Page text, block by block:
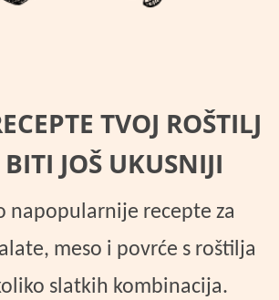
TVOJ ROŠTILJ
JOŠ UKUSNIJI
napopularnije recepte za
meso i povrće s roštilja
slatkih kombinacija.